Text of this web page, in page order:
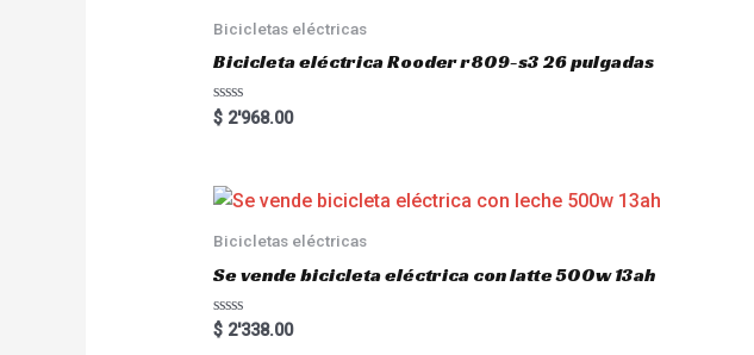
Bicicletas eléctricas
Bicicleta eléctrica Rooder r809-s3 26 pulgadas
R
a
0
o
t
f
5
$2'968.00
Bicicletas eléctricas
Se vende bicicleta eléctrica con latte 500w 13ah
R
a
$2'338.00